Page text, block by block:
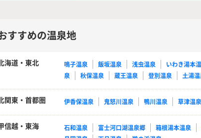
すすめの温泉地
海道・東北 鳴子温泉 飯坂温泉 浅虫温泉 いわき湯本
泉
秋保温泉 蔵王温泉 登別温泉 土湯
関東・首都圏 伊香保温泉 鬼怒川温泉 鴨川温泉 草津温泉
信越・東海 石和温泉 富士河口湖温泉郷 箱根湯本温泉